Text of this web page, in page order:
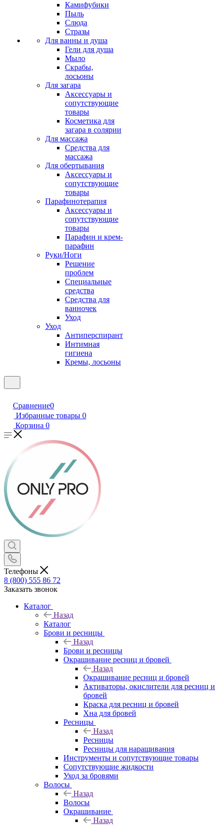
Камифубики
Пыль
Слюда
Стразы
Для ванны и душа
Гели для душа
Мыло
Скрабы,
лосьоны
Для загара
Аксессуары и
сопутствующие
товары
Косметика для
загара в солярии
Для массажа
Средства для
массажа
Для обертывания
Аксессуары и
сопутствующие
товары
Парафинотерапия
Аксессуары и
сопутствующие
товары
Парафин и крем-
парафин
Руки/Ноги
Решение
проблем
Специальные
средства
Средства для
ванночек
Уход
Уход
Антиперспирант
Интимная
гигиена
Кремы, лосьоны
Сравнение0
Избранные товары 0
Корзина 0
Телефоны
8 (800) 555 86 72
Заказать звонок
Каталог
Назад
Каталог
Брови и ресницы
Назад
Брови и ресницы
Окрашивание ресниц и бровей
Назад
Окрашивание ресниц и бровей
Активаторы, окислители для ресниц и
бровей
Краска для ресниц и бровей
Хна для бровей
Ресницы
Назад
Ресницы
Ресницы для наращивания
Инструменты и сопутствующие товары
Сопутствующие жидкости
Уход за бровями
Волосы
Назад
Волосы
Окрашивание
Назад